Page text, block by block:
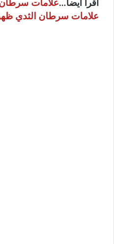
اقرأ أيضاً…علامات
علامات سرطان الثدي